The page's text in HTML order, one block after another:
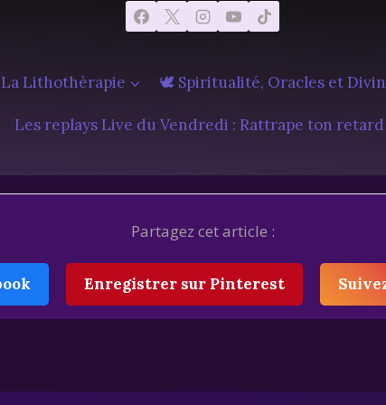
Lithothèrapie 🕊️ Spiritualité, Oracles et
Les replays Live du Vendredi : Rattrape ton retard
Partagez cet article :
Enregistrer sur Pinterest